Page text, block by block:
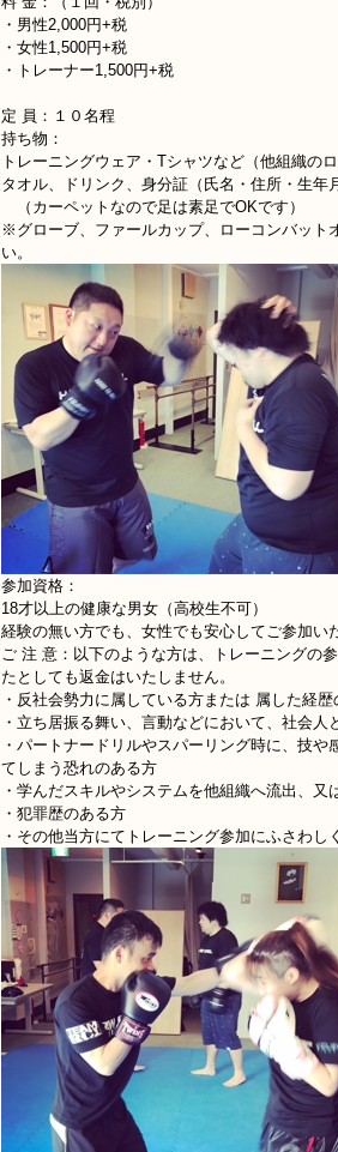
・男性2,000円+税
・女性1,500円+税
・トレーナー1,500円+税
定 員：１０名程
持ち物：
トレーニングウェア・Tシャツなど（他組織の
タオル、ドリンク、身分証（氏名・住所・生年
（カーペットなので足は素足でOKです）
※グローブ、ファールカップ、ローコンバット
い。
参加資格：
18才以上の健康な男女（高校生不可）
経験の無い方でも、女性でも安心してご参加い
ご 注 意：以下のような方は、トレーニングの
たとしても返金はいたしません。
・反社会勢力に属している方または 属した経
・立ち居振る舞い、言動などにおいて、社会
・パートナードリルやスパーリング時に、技
てしまう恐れのある方
・学んだスキルやシステムを他組織へ流出、又
・犯罪歴のある方
・その他当方にてトレーニング参加にふさわし